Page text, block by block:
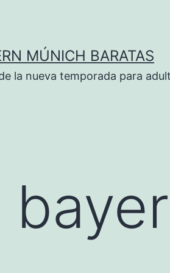
MÚNICH BARATAS
la nueva temporada para